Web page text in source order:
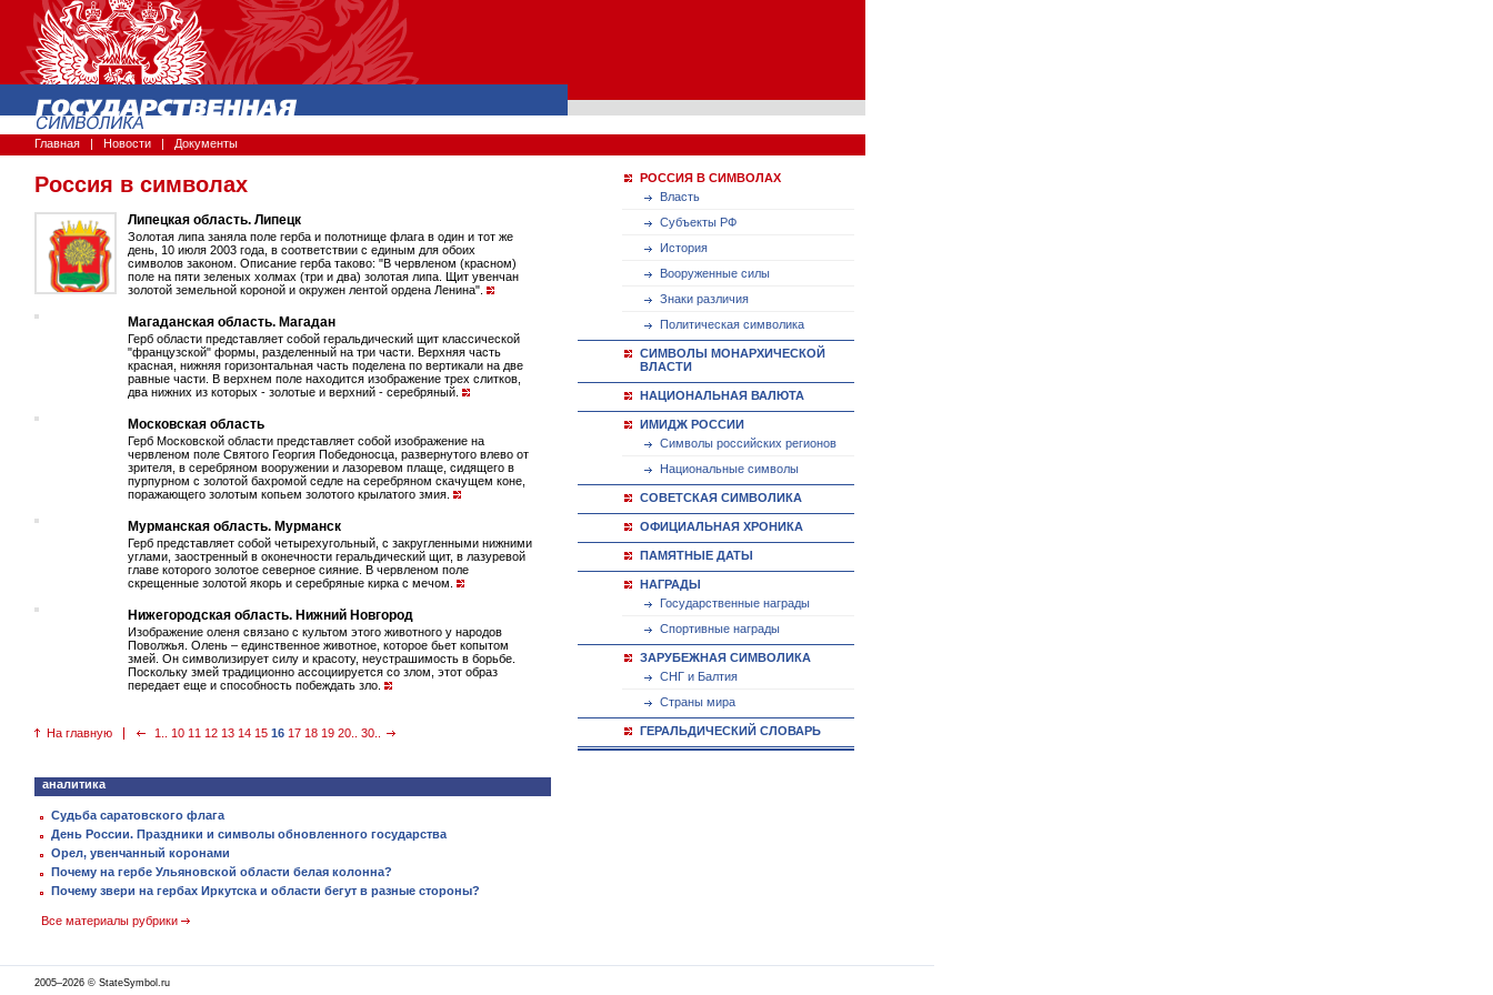
Главная | Новости | Документы
Россия в символах
Липецкая область. Липецк
Золотая липа заняла поле герба и полотнище флага в один и тот же
день, 10 июля 2003 года, в соответствии с единым для обоих
символов законом. Описание герба таково: "В червленом (красном)
поле на пяти зеленых холмах (три и два) золотая липа. Щит увенчан
золотой земельной короной и окружен лентой ордена Ленина".
Магаданская область. Магадан
Герб области представляет собой геральдический щит классической
"французской" формы, разделенный на три части. Верхняя часть
красная, нижняя горизонтальная часть поделена по вертикали на две
равные части. В верхнем поле находится изображение трех слитков,
два нижних из которых - золотые и верхний - серебряный.
Московская область
Герб Московской области представляет собой изображение на
червленом поле Святого Георгия Победоносца, развернутого влево от
зрителя, в серебряном вооружении и лазоревом плаще, сидящего в
пурпурном с золотой бахромой седле на серебряном скачущем коне,
поражающего золотым копьем золотого крылатого змия.
Мурманская область. Мурманск
Герб представляет собой четырехугольный, с закругленными нижними
углами, заостренный в оконечности геральдический щит, в лазуревой
главе которого золотое северное сияние. В червленом поле
скрещенные золотой якорь и серебряные кирка с мечом.
Нижегородская область. Нижний Новгород
Изображение оленя связано с культом этого животного у народов
Поволжья. Олень – единственное животное, которое бьет копытом
змей. Он символизирует силу и красоту, неустрашимость в борьбе.
Поскольку змей традиционно ассоциируется со злом, этот образ
передает еще и способность побеждать зло.
На главную 1.. 10 11 12 13 14 15 16 17 18 19 20.. 30..
аналитика
Судьба саратовского флага
День России. Праздники и символы обновленного государства
Орел, увенчанный коронами
Почему на гербе Ульяновской области белая колонна?
Почему звери на гербах Иркутска и области бегут в разные стороны?
Все материалы рубрики
РОССИЯ В СИМВОЛАХ
Власть
Субъекты РФ
История
Вооруженные силы
Знаки различия
Политическая символика
СИМВОЛЫ МОНАРХИЧЕСКОЙ
ВЛАСТИ
НАЦИОНАЛЬНАЯ ВАЛЮТА
ИМИДЖ РОССИИ
Символы российских регионов
Национальные символы
СОВЕТСКАЯ СИМВОЛИКА
ОФИЦИАЛЬНАЯ ХРОНИКА
ПАМЯТНЫЕ ДАТЫ
НАГРАДЫ
Государственные награды
Спортивные награды
ЗАРУБЕЖНАЯ СИМВОЛИКА
СНГ и Балтия
Страны мира
ГЕРАЛЬДИЧЕСКИЙ СЛОВАРЬ
2005–2026 © StateSymbol.ru